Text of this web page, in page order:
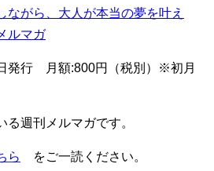
ながら、大人が本当の夢を叶え
ルマガ
発行 月額:800円（税別）※初月
週刊メルマガです。
ら をご一読ください。